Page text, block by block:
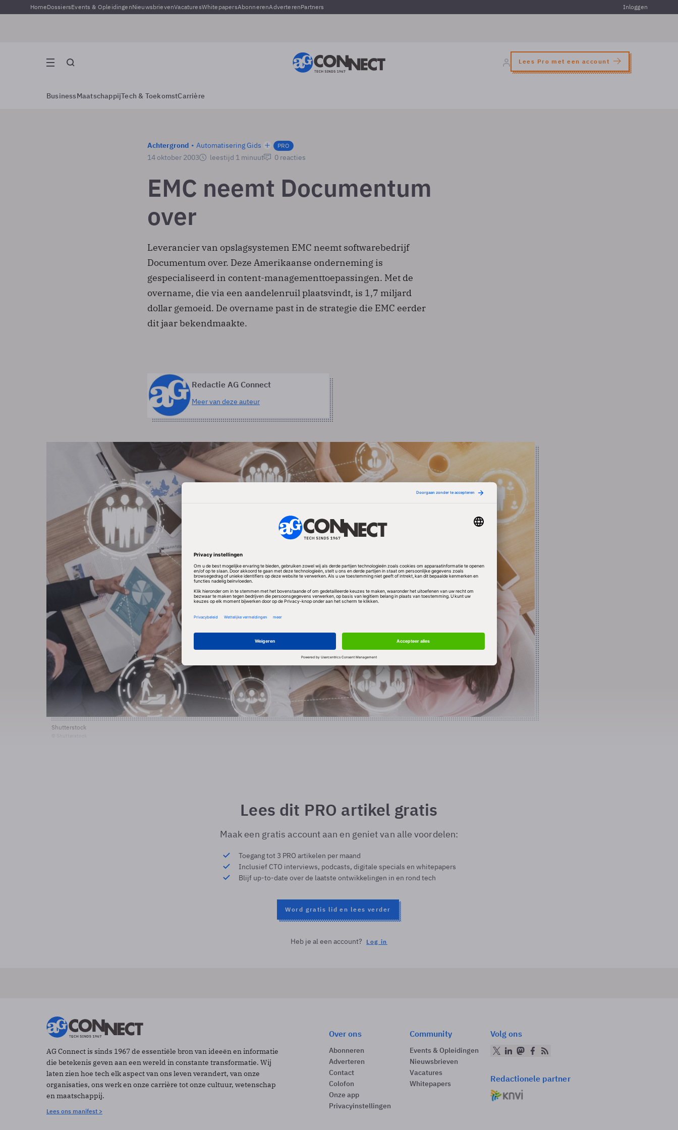
HomeDossiersEvents & OpleidingenNieuwsbrievenVacaturesWhitepapersAbonnerenAdverterenPartners Inloggen
Lees Pro met een account
BusinessMaatschappijTech & ToekomstCarrière
Achtergrond Automatisering Gids PRO
14 oktober 2003 leestijd 1 minuut 0 reacties
EMC neemt Documentum
over
Leverancier van opslagsystemen EMC neemt softwarebedrijf
Documentum over. Deze Amerikaanse onderneming is
gespecialiseerd in content-managementtoepassingen. Met de
overname, die via een aandelenruil plaatsvindt, is 1,7 miljard
dollar gemoeid. De overname past in de strategie die EMC eerder
dit jaar bekendmaakte.
Redactie AG Connect
Meer van deze auteur
Shutterstock
Lees dit PRO artikel gratis
Maak een gratis account aan en geniet van alle voordelen:
Toegang tot 3 PRO artikelen per maand
Inclusief CTO interviews, podcasts, digitale specials en whitepapers
Blijf up-to-date over de laatste ontwikkelingen in en rond tech
Word gratis lid en lees verder
Heb je al een account? Log in
AG Connect is sinds 1967 de essentiële bron van ideeën en informatie
die betekenis geven aan een wereld in constante transformatie. Wij
laten zien hoe tech elk aspect van ons leven verandert, van onze
organisaties, ons werk en onze carrière tot onze cultuur, wetenschap
en maatschappij.
Lees ons manifest >
Over ons
Abonneren
Adverteren
Contact
Colofon
Onze app
Privacyinstellingen
Community
Events & Opleidingen
Nieuwsbrieven
Vacatures
Whitepapers
Volg ons
Redactionele partner